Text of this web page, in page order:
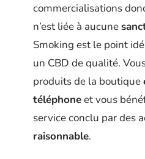
commercialisations
n’est liée à aucune
Smoking est le point
un CBD de qualité.
produits de la boutique
téléphoneet vous
service conclu par des
raisonnable.